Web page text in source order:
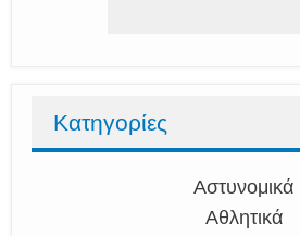
Κατηγορίες
Αστυνομικά
Αθλητικά